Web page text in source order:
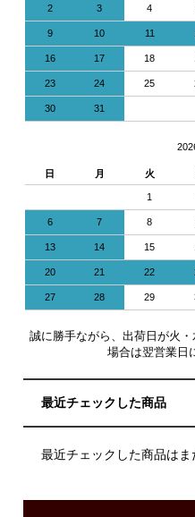
2 3 4
9 10 11
16 17 18
23 24 25
30 31
日 月 火
1
6 7 8
13 14 15
20 21 22
27 28 29
誠に勝手ながら、出荷日が火
場合は翌営業日
最近チェックした商品
最近チェックした商品はま